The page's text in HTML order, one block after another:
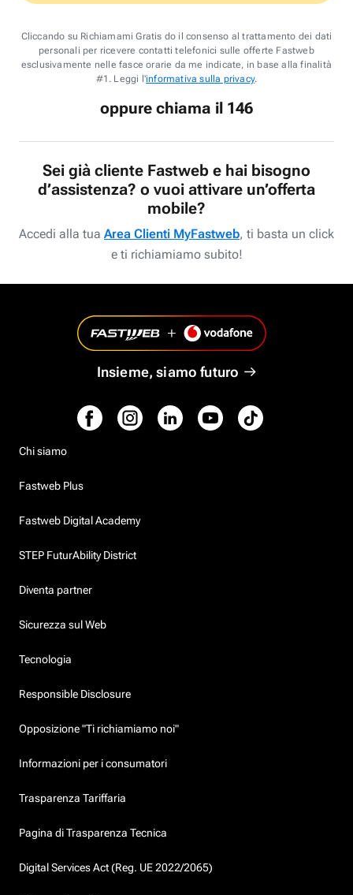
Cliccando su Richiamami Gratis do il consenso al trattamento dei dati
personali per ricevere contatti telefonici sulle offerte Fastweb
esclusivamente nelle fasce orarie da me indicate, in base alla finalità
#1. Leggi l'informativa sulla privacy.
oppure chiama il 146
Sei già cliente Fastweb e hai bisogno
d’assistenza? o vuoi attivare un’offerta
mobile?
Accedi alla tua Area Clienti MyFastweb, ti basta un click
e ti richiamiamo subito!
Insieme, siamo futuro
Chi siamo
Fastweb Plus
Fastweb Digital Academy
STEP FuturAbility District
Diventa partner
Sicurezza sul Web
Tecnologia
Responsible Disclosure
Opposizione "Ti richiamiamo noi"
Informazioni per i consumatori
Trasparenza Tariffaria
Pagina di Trasparenza Tecnica
Digital Services Act (Reg. UE 2022/2065)